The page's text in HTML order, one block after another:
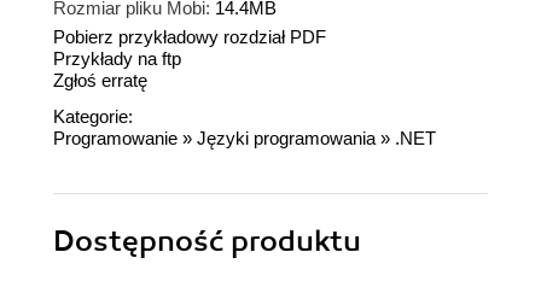
Rozmiar pliku Mobi: 14.4MB
Pobierz przykładowy rozdział PDF
Przykłady na ftp
Zgłoś erratę
Kategorie:
Programowanie » Języki programowania » .NET
Dostępność produktu